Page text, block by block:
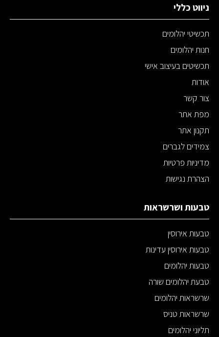
ניווט כללי
תכשיטי יהלומים
חנות יהלומים
תכשיטים בעיצוב אישי
אודות
צור קשר
מפת אתר
תקנון אתר
צמידים לגברים
מדיניות פרטיות
הצהרת נגישות
טבעות ושרשראות
טבעות אירוסין
טבעות אירוסין עדינות
טבעות יהלומים
טבעת יהלומים שורה
שרשראות יהלומים
שרשראות טניס
תליוני יהלומים